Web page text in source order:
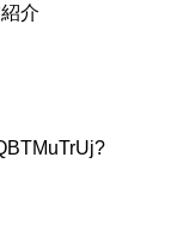
介